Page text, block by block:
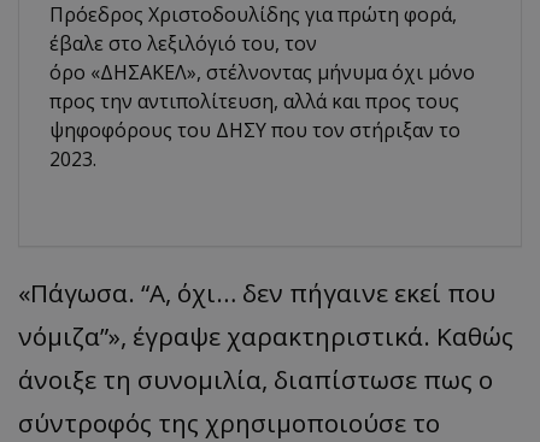
Πρόεδρος Χριστοδουλίδης για πρώτη φορά,
έβαλε στο λεξιλόγιό του, τον
όρο «ΔΗΣΑΚΕΛ», στέλνοντας μήνυμα όχι μόνο
προς την αντιπολίτευση, αλλά και προς τους
ψηφοφόρους του ΔΗΣΥ που τον στήριξαν το
2023.
«Πάγωσα. “Α, όχι… δεν πήγαινε εκεί που
νόμιζα”», έγραψε χαρακτηριστικά. Καθώς
άνοιξε τη συνομιλία, διαπίστωσε πως ο
σύντροφός της χρησιμοποιούσε το